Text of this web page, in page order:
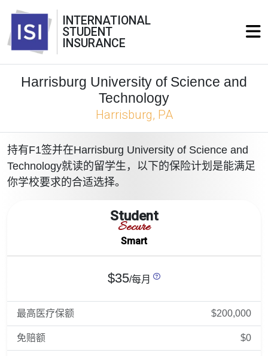
INTERNATIONAL
STUDENT
INSURANCE
Harrisburg University of Science and
Technology
Harrisburg, PA
持有F1签并在Harrisburg University of Science and
Technology就读的留学生，以下的保险计划是能满足
你学校要求的合适选择。
Student
Secure
Smart
$35/每月
最高医疗保额 $200,000
免赔额 $0